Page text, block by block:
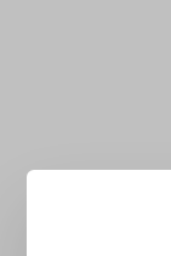
Type